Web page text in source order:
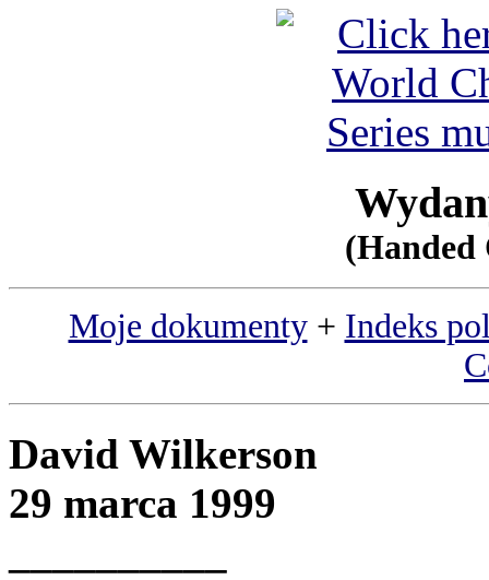
(Handed
Moje dokumenty+ Indeks
David Wilkerson
29 marca 1999